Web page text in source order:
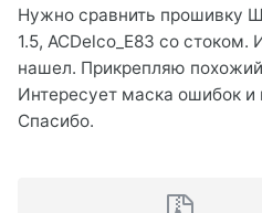
Нужно сравнить прошивку
1.5, ACDelcо_E83 со стоком.
нашел. Прикрепляю
Интересует маска ошибок и
Спасибо.